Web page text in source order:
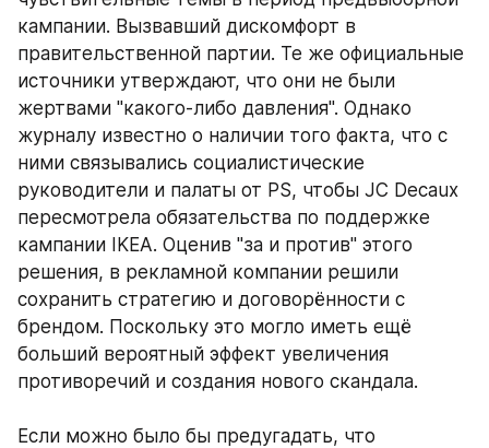
кампании. Вызвавший дискомфорт в
правительственной партии. Те же официальные
источники утверждают, что они не были
жертвами "какого-либо давления". Однако
журналу известно о наличии того факта, что с
ними связывались социалистические
руководители и палаты от PS, чтобы JC Decaux
пересмотрела обязательства по поддержке
кампании IKEA. Оценив "за и против" этого
решения, в рекламной компании решили
сохранить стратегию и договорённости с
брендом. Поскольку это могло иметь ещё
больший вероятный эффект увеличения
противоречий и создания нового скандала.
Если можно было бы предугадать, что